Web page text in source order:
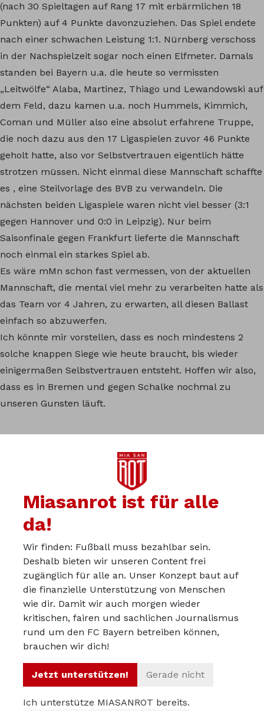
(nach 30 Spieltagen auf Rang 17 mit erbärmlichen 18
Punkten) auf 4 Punkte davonzuziehen. Das Spiel endete
nach einer schwachen Leistung 1:1. Nürnberg verschoss
in der Nachspielzeit sogar noch einen Elfmeter. Damals
standen bei Bayern u.a. die heute so vermissten
„Leitwölfe“ Alaba, Martinez, Thiago und Lewandowski auf
dem Feld, dazu kamen u.a. noch Hummels, Kimmich,
Coman und Müller also eine absolut erfahrene Truppe,
die noch dazu aus den 17 Ligaspielen zuvor 46 Punkte
geholt hatte, also vor Selbstvertrauen eigentlich hätte
strotzen müssen. Nicht einmal diese Mannschaft schaffte
es , eine Steilvorlage des BVB zu verwandeln. Die
nächsten beiden Ligaspiele waren nicht viel besser (3:1
gegen Hannover und 0:0 in Leipzig). Nur beim
Saisonfinale gegen Frankfurt lieferte die Mannschaft
noch einmal ein starkes Spiel ab.
Es wäre mMn schon fast vermessen, von der aktuellen
Mannschaft, die mental viel mehr zu verarbeiten hatte als
das Team vor 4 Jahren, zu erwarten, all diesen Ballast
einfach so abzuwerfen.
Ich könnte mir vorstellen, dass es noch mindestens 2
solche knappen Siege wie heute braucht, bis wieder
einigermaßen Selbstvertrauen entsteht. Hoffen wir also,
dass es in Bremen und gegen Schalke nochmal zu
unseren Gunsten läuft.
Damals hatten wir aber nach dem 30.Spieltag 70 Punkte,
Dortmund 69 und Leipzig als Dritter 61.
Und wie damals auf den Trainer eingedroschen wurde
und das von den gleichen Leuten die heute Nagelsmann
nachweinen, weil er doch eine so tolle Saison gespielt hat.
Unglaublich.
Das war ein schreckliches Spiel.
Krass ist auch, wie die Mannschaft gar nicht auf strittige
Szenen reagiert. Nachdem Coman im Elferraum
geschubst wurde - egal ob Elfer oder nicht - hat niemand
protestiert, nix. Gegen ManCity wird Sommer im 5er ein
Miasanrot ist für alle
da!
Wir finden: Fußball muss bezahlbar sein.
Deshalb bieten wir unseren Content frei
zugänglich für alle an. Unser Konzept baut auf
die finanzielle Unterstützung von Menschen
wie dir. Damit wir auch morgen wieder
kritischen, fairen und sachlichen Journalismus
rund um den FC Bayern betreiben können,
brauchen wir dich!
Jetzt unterstützen! Gerade nicht
Ich unterstütze MIASANROT bereits.